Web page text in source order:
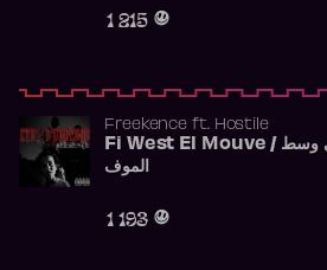
1 215
Freekence ft. Hostile
Fi West El Mouve / في وسط
الموف
1 193